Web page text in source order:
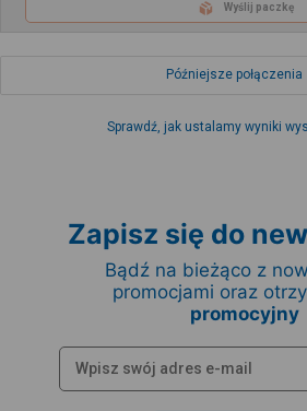
Wyślij paczkę
Późniejsze połączenia
Sprawdź, jak ustalamy wyniki
Zapisz się do
Bądź na bieżąco z
promocjami oraz
promocyjny